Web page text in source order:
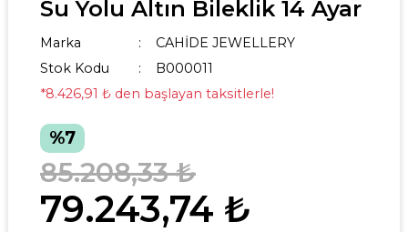
Su Yolu Altın Bileklik 14 Ayar
Marka
CAHİDE JEWELLERY
Stok Kodu
B000011
*8.426,91 ₺ den başlayan taksitlerle!
%7
79.243,74 ₺
85.208,33 ₺